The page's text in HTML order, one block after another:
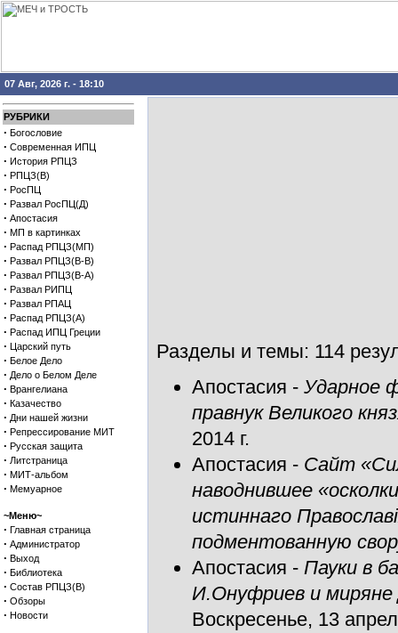
07 Авг, 2026 г. - 18:10
РУБРИКИ
· Богословие
· Современная ИПЦ
· История РПЦЗ
· РПЦЗ(В)
· РосПЦ
· Развал РосПЦ(Д)
· Апостасия
· МП в картинках
· Распад РПЦЗ(МП)
· Развал РПЦЗ(В-В)
· Развал РПЦЗ(В-А)
· Развал РИПЦ
· Развал РПАЦ
· Распад РПЦЗ(А)
· Распад ИПЦ Греции
· Царский путь
· Белое Дело
· Дело о Белом Деле
· Врангелиана
· Казачество
· Дни нашей жизни
· Репрессирование МИТ
· Русская защита
· Литстраница
· МИТ-альбом
· Мемуарное
~Меню~
· Главная страница
· Администратор
· Выход
· Библиотека
· Состав РПЦЗ(В)
· Обзоры
· Новости
Разделы и темы: 114
Апостасия - Ударное
правнук Великого
2014 г.
Апостасия - Сайт
наводнившее
истиннаго
подментованную
Апостасия - Пауки в
И.Онуфриев и миряне
Воскресенье, 13